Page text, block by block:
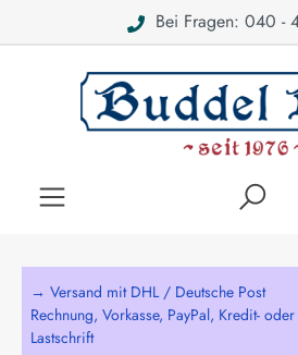
Bei Fragen: 040 -
→ Versand mit DHL / Deutsche
Rechnung, Vorkasse, PayPal, Kredit-
Lastschrift